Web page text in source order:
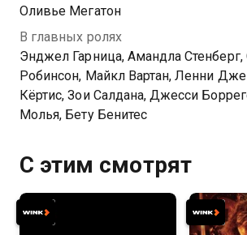
Оливье Мегатон
В главных ролях
Энджел Гарница, Амандла Стенберг,
Робинсон, Майкл Вартан, Ленни
Кёртис, Зои Салдана, Джесси
Молья, Бету Бенитес
С этим смотрят